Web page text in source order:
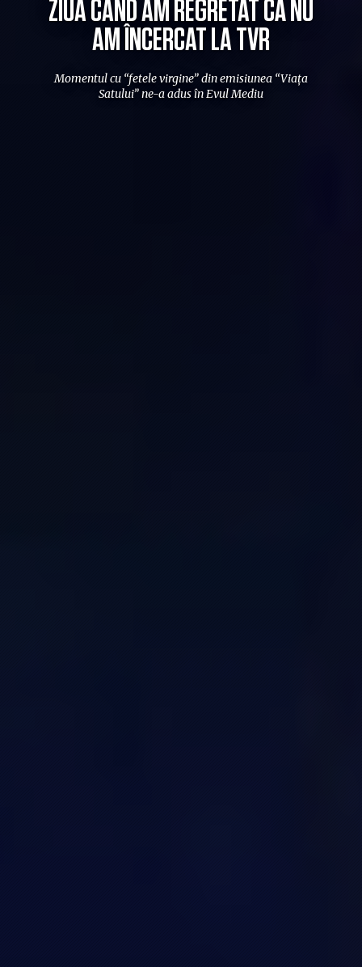
ZIUA CÂND AM REGRETAT CĂ NU
AM ÎNCERCAT LA TVR
Momentul cu “fetele virgine” din emisiunea “Viața
Satului” ne-a adus în Evul Mediu